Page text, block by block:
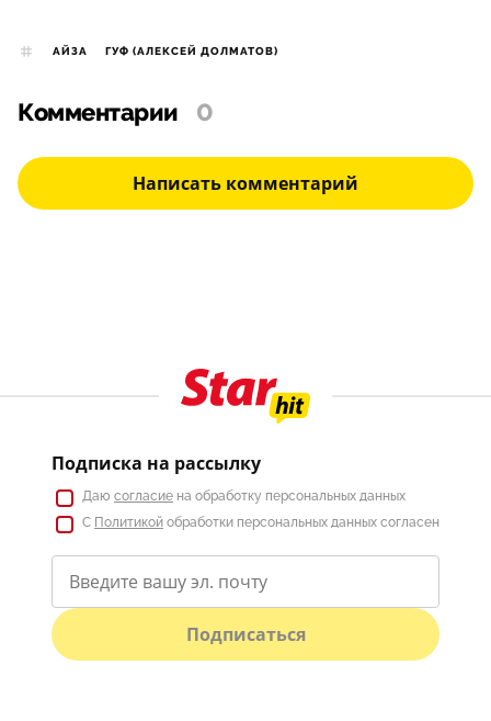
АЙЗА ГУФ (АЛЕКСЕЙ ДОЛМАТОВ)
Комментарии 0
Написать комментарий
Подписка на рассылку
Даю согласие на обработку персональных данных
С Политикой обработки персональных данных согласен
Подписаться